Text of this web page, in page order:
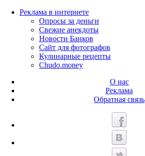
Реклама в интернете
Опросы за деньги
Свежие анекдоты
Новости Банков
Сайт для фотографов
Кулинарные рецепты
Chudo.money
О нас
Реклама
Обратная связь